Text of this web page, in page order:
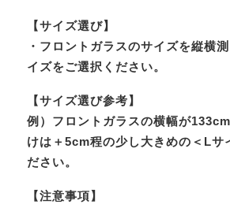
【サイズ選び】
・フロントガラスのサイズを縦横
イズをご選択ください。
【サイズ選び参考】
例）フロントガラスの横幅が
けは＋5cm程の少し大きめの＜Lサ
ださい。
【注意事項】